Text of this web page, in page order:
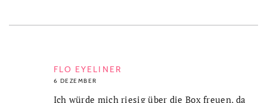
FLO EYELINER
6 DEZEMBER
Ich würde mich riesig über die Box freuen, da